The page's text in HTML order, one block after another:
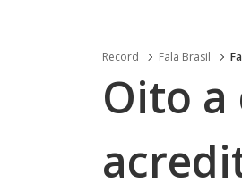
Record Fala Brasil
Oito a